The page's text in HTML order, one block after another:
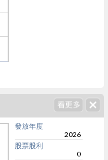
發放年度
2026
股票股利
0